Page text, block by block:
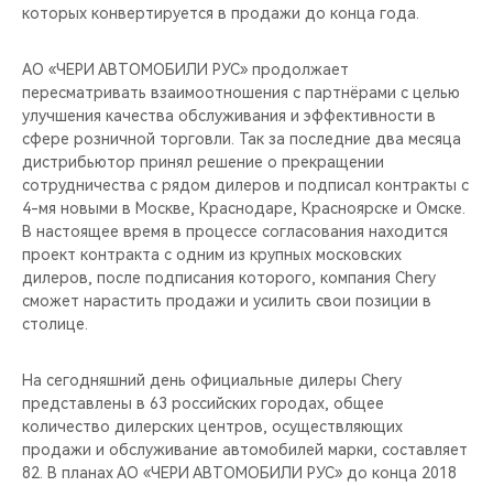
которых конвертируется в продажи до конца года.
АО «ЧЕРИ АВТОМОБИЛИ РУС» продолжает
пересматривать взаимоотношения с партнёрами с целью
улучшения качества обслуживания и эффективности в
сфере розничной торговли. Так за последние два месяца
дистрибьютор принял решение о прекращении
сотрудничества с рядом дилеров и подписал контракты с
4-мя новыми в Москве, Краснодаре, Красноярске и Омске.
В настоящее время в процессе согласования находится
проект контракта с одним из крупных московских
дилеров, после подписания которого, компания Chery
сможет нарастить продажи и усилить свои позиции в
столице.
На сегодняшний день официальные дилеры Chery
представлены в 63 российских городах, общее
количество дилерских центров, осуществляющих
продажи и обслуживание автомобилей марки, составляет
82. В планах АО «ЧЕРИ АВТОМОБИЛИ РУС» до конца 2018